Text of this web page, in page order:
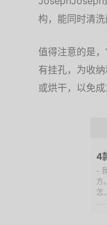
构，能同时清
值得注意的是
有挂孔，为收
或烘干，以免成
4
-
方
怎